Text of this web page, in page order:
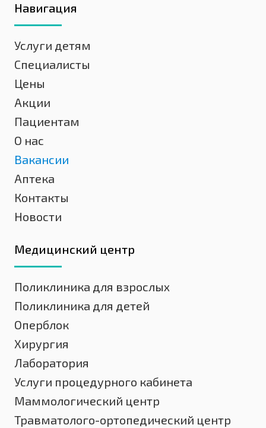
Навигация
Услуги детям
Специалисты
Цены
Акции
Пациентам
О нас
Вакансии
Аптека
Контакты
Новости
Медицинский центр
Поликлиника для взрослых
Поликлиника для детей
Оперблок
Хирургия
Лаборатория
Услуги процедурного кабинета
Маммологический центр
Травматолого-ортопедический центр